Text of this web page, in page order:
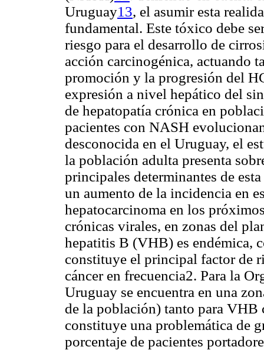
Uruguay13, el asumir esta
fundamental. Este tóxico debe
riesgo para el desarrollo de
acción carcinogénica, actuando
promoción y la progresión del
expresión a nivel hepático del
de hepatopatía crónica en
pacientes con NASH
desconocida en el Uruguay, el
la población adulta presenta
principales determinantes de
un aumento de la incidencia en
hepatocarcinoma en los
crónicas virales, en zonas del
hepatitis B (VHB) es endémica,
constituye el principal factor de
cáncer en frecuencia2. Para la
Uruguay se encuentra en una
de la población) tanto para VHB
constituye una problemática de
porcentaje de pacientes